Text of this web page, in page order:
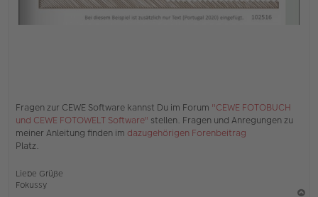
Fragen zur CEWE Software kannst Du im Forum "CEWE FOTOBUCH
und CEWE FOTOWELT Software" stellen. Fragen und Anregungen zu
meiner Anleitung finden im dazugehörigen Forenbeitrag
Platz.
Liebe Grüße
Fokussy